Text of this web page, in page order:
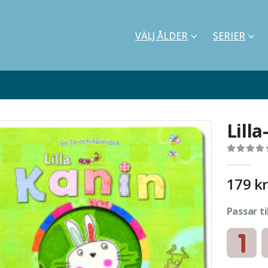
VÄLJ ÅLDER SERIER
Kartonnage
179 kr
Passar